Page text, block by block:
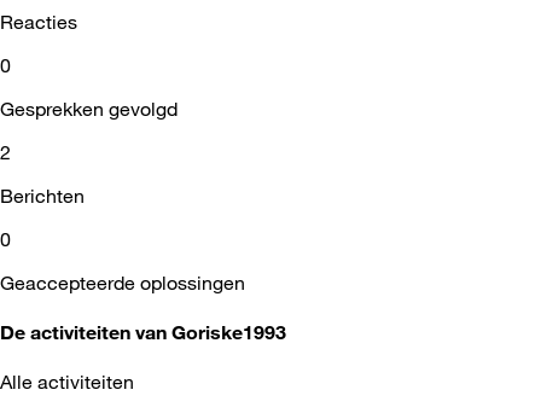
Reacties
0
Gesprekken gevolgd
2
Berichten
0
Geaccepteerde oplossingen
De activiteiten van Goriske1993
Alle activiteiten